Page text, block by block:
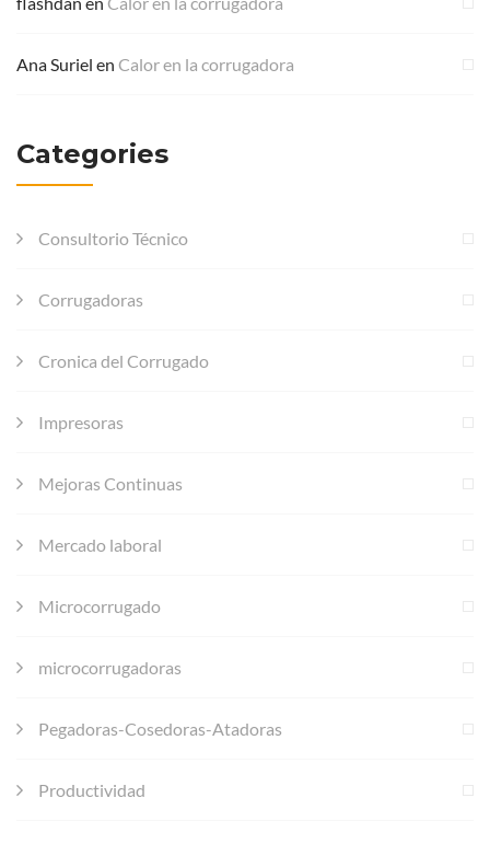
Ana Suriel en Calor en la corrugadora
Categories
Consultorio Técnico
Corrugadoras
Cronica del Corrugado
Impresoras
Mejoras Continuas
Mercado laboral
Microcorrugado
microcorrugadoras
Pegadoras-Cosedoras-Atadoras
Productividad